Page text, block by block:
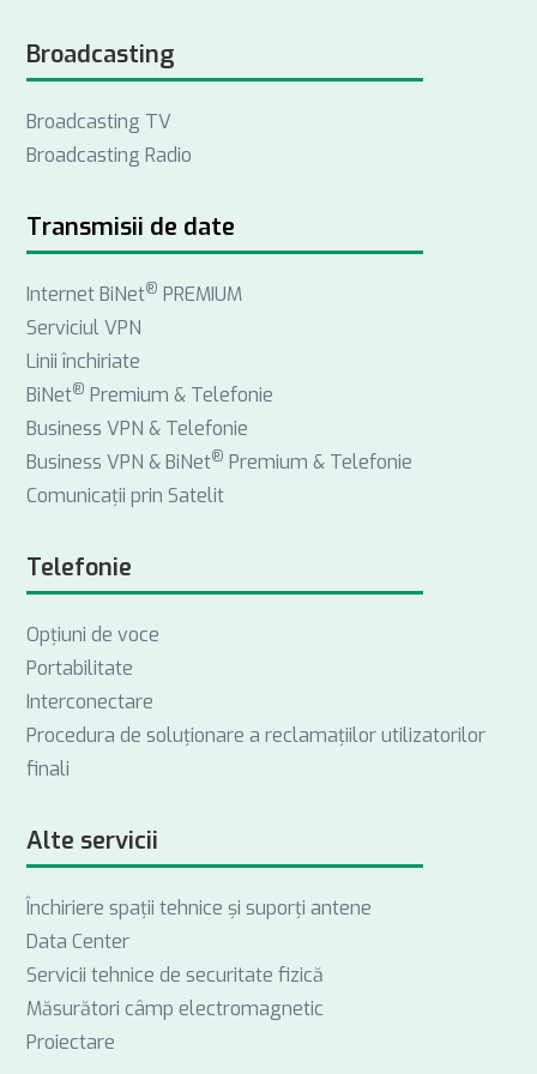
c
e
b
o
k
n
k
e
d
n
s
t
a
g
a
m
Broadcasting
Broadcasting TV
Broadcasting Radio
Transmisii de date
Internet BiNet® PREMIUM
Serviciul VPN
Linii închiriate
BiNet® Premium & Telefonie
Business VPN & Telefonie
Business VPN & BiNet® Premium & Telefonie
Comunicații prin Satelit
Telefonie
Opţiuni de voce
Portabilitate
Interconectare
Procedura de soluționare a reclamațiilor utilizatorilor
finali
Alte servicii
Închiriere spații tehnice și suporți antene
Data Center
Servicii tehnice de securitate fizică
Măsurători câmp electromagnetic
Proiectare